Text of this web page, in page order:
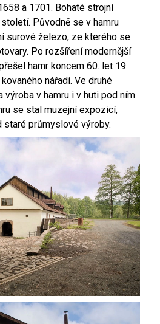
a 1701. Bohaté strojní
Původně se v hamru
surové železo, ze kterého se
Po rozšíření modernější
hamr koncem 60. let 19.
nářadí. Ve druhé
v hamru i v huti pod ním
se stal muzejní expozicí,
staré průmyslové výroby.